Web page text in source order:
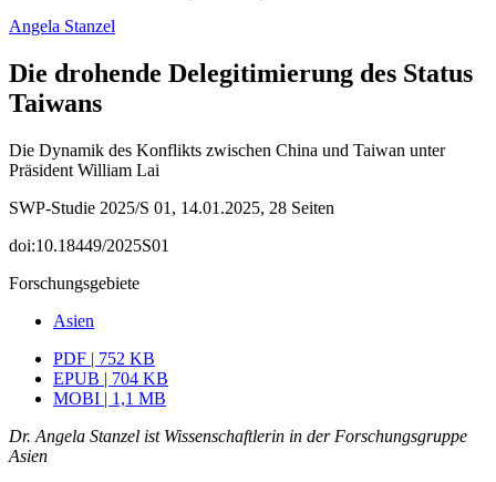
Angela Stanzel
Die drohende Delegitimierung des Status
Taiwans
Die Dynamik des Konflikts zwischen China und Taiwan unter
Präsident William Lai
SWP-Studie 2025/S 01, 14.01.2025, 28 Seiten
doi:10.18449/2025S01
Forschungsgebiete
Asien
PDF | 752 KB
EPUB | 704 KB
MOBI | 1,1 MB
Dr. Angela Stanzel ist Wissenschaftlerin in der Forschungsgruppe
Asien